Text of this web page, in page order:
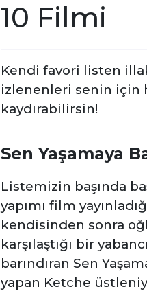
10 Filmi
Kendi favori listen
izlenenleri senin için
kaydırabilirsin!
Sen Yaşamaya
Listemizin başında
yapımı film
kendisinden sonra
karşılaştığı bir
barındıran Sen
yapan Ketche